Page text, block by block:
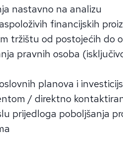
nastavno na analizu
financijskih
tržištu od postojećih do
pravnih osoba
planova i
/ direktno
prijedloga poboljšanja